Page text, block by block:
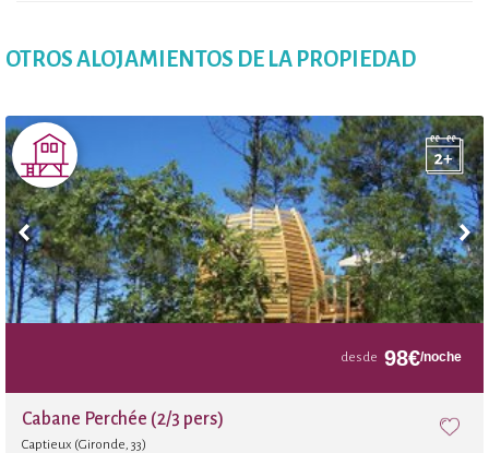
OTROS ALOJAMIENTOS DE LA PROPIEDAD
desde 98€/noche
Cabane Perchée (2/3 pers)
Captieux (Gironde, 33)